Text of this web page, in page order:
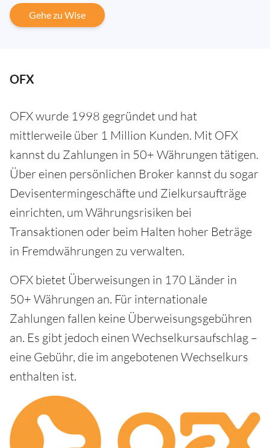
Gehe zu Wise
OFX
OFX wurde 1998 gegründet und hat
mittlerweile über 1 Million Kunden. Mit OFX
kannst du Zahlungen in 50+ Währungen tätigen.
Über einen persönlichen Broker kannst du sogar
Devisentermingeschäfte und Zielkursaufträge
einrichten, um Währungsrisiken bei
Transaktionen oder beim Halten hoher Beträge
in Fremdwährungen zu verwalten.
OFX bietet Überweisungen in 170 Länder in
50+ Währungen an. Für internationale
Zahlungen fallen keine Überweisungsgebühren
an. Es gibt jedoch einen Wechselkursaufschlag –
eine Gebühr, die im angebotenen Wechselkurs
enthalten ist.